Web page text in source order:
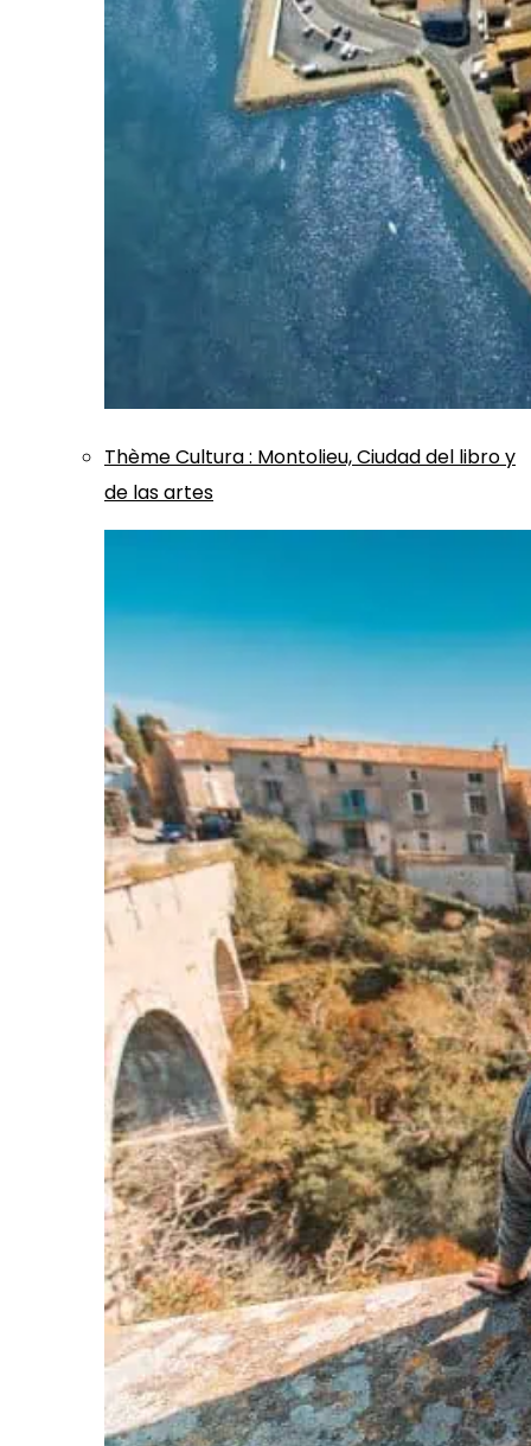
ThèmeCultura: Montolieu, Ciudad del libro y
de las artes